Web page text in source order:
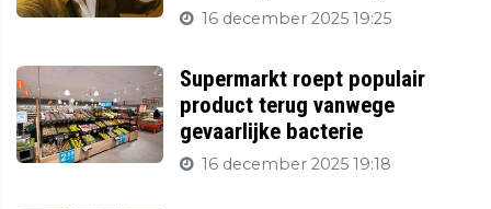
16 december 2025 19:25
Supermarkt roept populair
product terug vanwege
gevaarlijke bacterie
16 december 2025 19:18